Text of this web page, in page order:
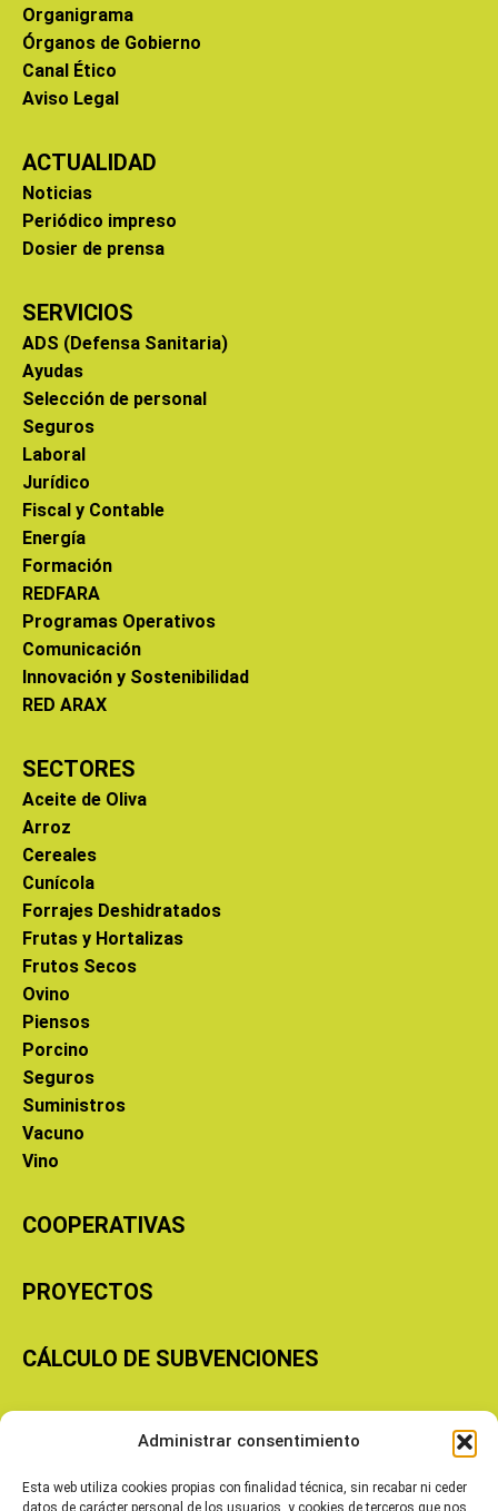
Administrar consentimiento
Esta web utiliza cookies propias con finalidad técnica, sin recabar ni ceder
datos de carácter personal de los usuarios, y cookies de terceros que nos
Organigrama
Órganos de Gobierno
Canal Ético
Aviso Legal
ACTUALIDAD
Noticias
Periódico impreso
Dosier de prensa
SERVICIOS
ADS (Defensa Sanitaria)
Ayudas
Selección de personal
Seguros
Laboral
Jurídico
Fiscal y Contable
Energía
Formación
REDFARA
Programas Operativos
Comunicación
Innovación y Sostenibilidad
RED ARAX
SECTORES
Aceite de Oliva
Arroz
Cereales
Cunícola
Forrajes Deshidratados
Frutas y Hortalizas
Frutos Secos
Ovino
Piensos
Porcino
Seguros
Suministros
Vacuno
Vino
COOPERATIVAS
PROYECTOS
CÁLCULO DE SUBVENCIONES